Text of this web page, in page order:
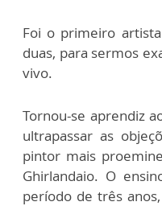
Foi o primeiro
duas, para sermos
vivo.
Tornou-se aprendiz
ultrapassar as
pintor mais
Ghirlandaio. O
período de três